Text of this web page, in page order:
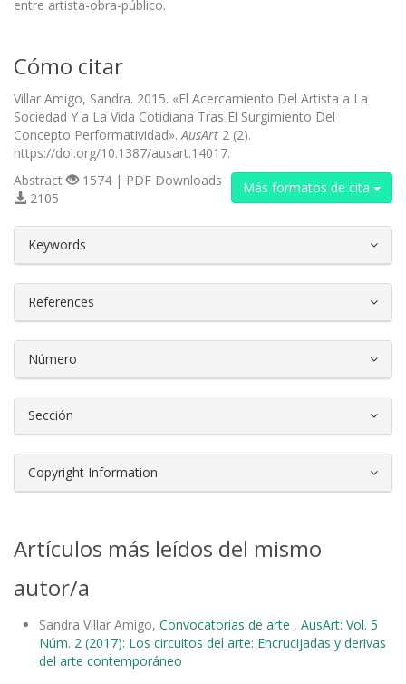
entre artista-obra-público.
Cómo citar
Villar Amigo, Sandra. 2015. «El Acercamiento Del Artista a La
Sociedad Y a La Vida Cotidiana Tras El Surgimiento Del
Concepto Performatividad». AusArt 2 (2).
https://doi.org/10.1387/ausart.14017.
Más formatos de cita
Abstract
1574 | PDF Downloads
2105
Keywords
References
Número
Sección
Copyright Information
Artículos más leídos del mismo
autor/a
Sandra Villar Amigo, Convocatorias de arte , AusArt: Vol. 5
Núm. 2 (2017): Los circuitos del arte: Encrucijadas y derivas
del arte contemporáneo